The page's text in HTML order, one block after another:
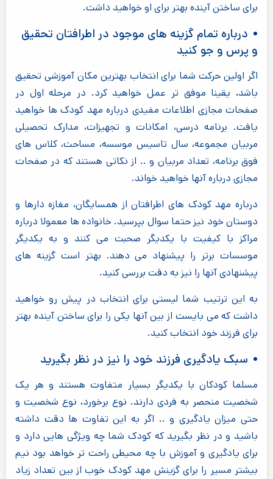
برای ساختن آینده بهتر برای او خواهید داشت.
درباره تمام گزینه های موجود در اطرافتان تحقیق
و پرس و جو کنید
اگر اولین حرکت شما برای انتخاب بهترین مکان آموزشی تحقیق
باشد، یقینا موفق تر عمل خواهید کرد. در مرحله اول در
صفحات مجازی اطلاعات مفیدی درباره مهد کودک ها خواهید
یافت. برنامه درسی، امکانات و تجهیزات، مدارک تحصیلی
مربیان مجموعه، سال تاسیس موسسه، مساحت، کلاس های
فوق برنامه، تعداد مربیان و .. از نکاتی هستند که در صفحات
مجازی درباره آنها خواهید خواند.
درباره مهد کودک های اطرافتان از همسایگان، مغازه دارها و
دوستان خود نیز حتما سوال بپرسید. خانواده ها معمولا درباره
مراکز با کیفیت با یکدیگر صحبت می کنند و به یکدیگر
موسسات برتر را پیشنهاد می دهند. بهتر است گزینه های
پیشنهادی آنها را نیز به دقت بررسی کنید.
به این ترتیب شما لیستی برای انتخاب در پیش رو خواهید
داشت که می بایست از بین آنها یکی را برای ساختن آینده بهتر
برای فرزند خود انتخاب کنید.
سبک یادگیری فرزند خود را نیز در نظر بگیرید
مسلما کودکان با یکدیگر بسیار متفاوت هستند و هر یک
شخصیت منحصر به فردی دارند. نوع برخورد، نوع شخصیت و
حتی میزان یادگیری و .. اگر به این تفاوت ها دقت داشته
باشید و در نظر بگیرید که کودک شما چه ویژگی هایی دارد و
برای یادگیری و آموزش با چه محیطی راحت تر خواهد بود نیم
بیشتر مسیر را برای گزینش مهد کودک خوب از بین تعداد زیاد